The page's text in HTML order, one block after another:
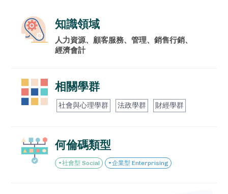
VIEW ALL
我的資料
我的課程
兌換中心
登出
知識領域
人力資源、顧客服務、管理、銷售行銷、
經濟會計
相關學群
社會與心理學群 法政學群 財經學群
何倫碼類型
社會型 Social 企業型 Enterprising